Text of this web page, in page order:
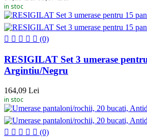
in stoc
(0)
RESIGILAT Set 3 umerase
Argintiu/Negru
164,09 Lei
in stoc
(0)